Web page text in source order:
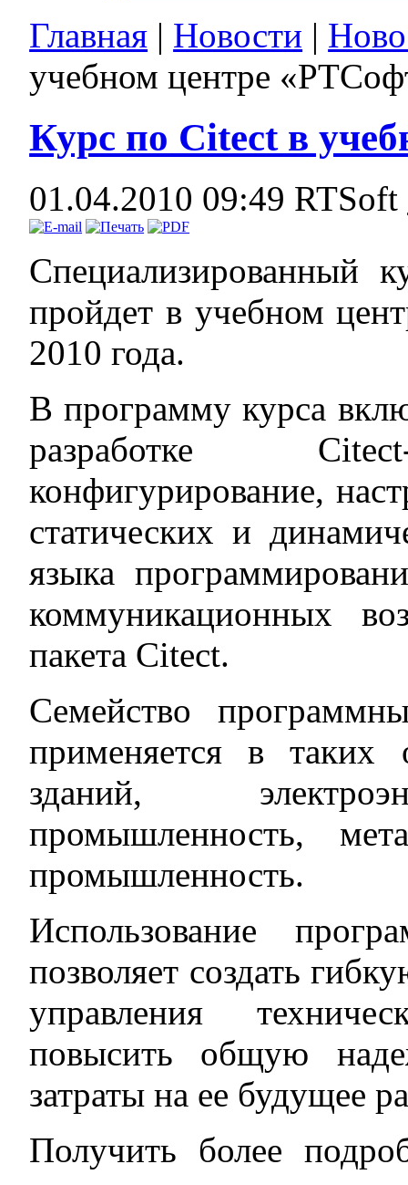
Главная | Новости |
учебном центре
Курс по Citect в
01.04.2010 09:49 RTSoft
Специализированный
пройдет в учебном
2010 года.
В программу курса
разработке
конфигурирование,
статических и
языка
коммуникационных
пакета Citect.
Семейство
применяется в таких
зданий,
промышленность,
промышленность.
Использование
позволяет создать
управления
повысить общую
затраты на ее будущее
Получить более